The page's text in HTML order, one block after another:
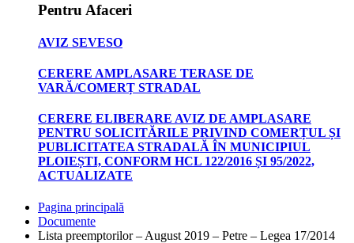
Pentru Afaceri
AVIZ SEVESO
CERERE AMPLASARE TERASE DE
VARĂ/COMERȚ STRADAL
CERERE ELIBERARE AVIZ DE AMPLASARE
PENTRU SOLICITĂRILE PRIVIND COMERȚUL ȘI
PUBLICITATEA STRADALĂ ÎN MUNICIPIUL
PLOIEȘTI, CONFORM HCL 122/2016 ȘI 95/2022,
ACTUALIZATE
Pagina principală
Documente
Lista preemptorilor – August 2019 – Petre – Legea 17/2014